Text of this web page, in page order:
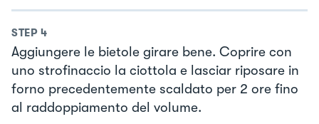
STEP 4
Aggiungere le bietole girare bene. Coprire con
uno strofinaccio la ciottola e lasciar riposare in
forno precedentemente scaldato per 2 ore fino
al raddoppiamento del volume.